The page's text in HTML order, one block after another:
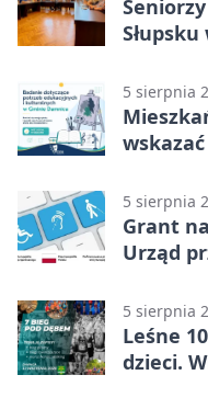
5 sierpnia
5 sierpnia
Grant
Urząd
5 sierpnia
Leśne
dzieci.